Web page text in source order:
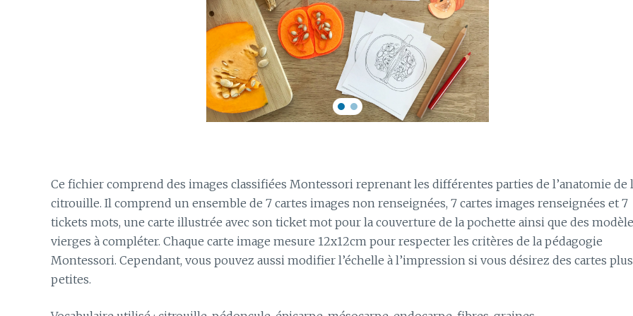
Ce fichier comprend des images classifiées Montessori reprenant les différentes parties de l’anatomie de
citrouille. Il comprend un ensemble de 7 cartes images non renseignées, 7 cartes images renseignées et 7
tickets mots, une carte illustrée avec son ticket mot pour la couverture de la pochette ainsi que des
vierges à compléter. Chaque carte image mesure 12x12cm pour respecter les critères de la pédagogie
Montessori. Cependant, vous pouvez aussi modifier l’échelle à l’impression si vous désirez des cartes plus
petites.